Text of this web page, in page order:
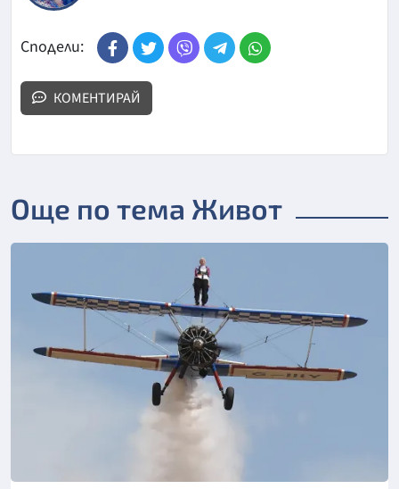
Сподели:
КОМЕНТИРАЙ
Още по тема Живот